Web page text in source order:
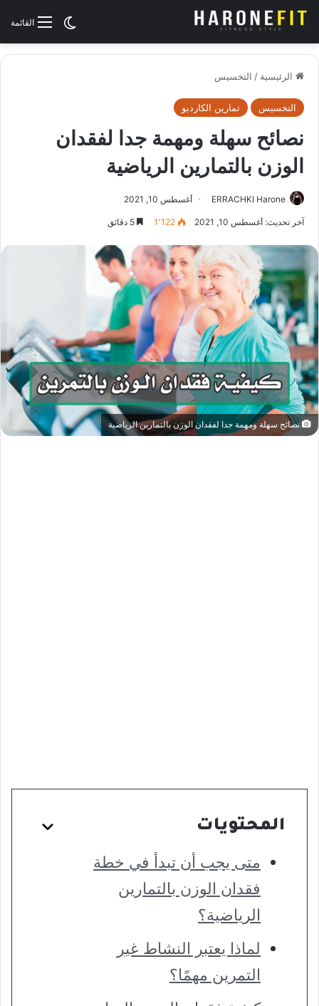
القائمةالوضع
الرئيسية / التخسيس
التخسيس تمارين الكارديو
نصائح سهلة ومهمة جدا لفقدان
الوزن بالتمارين الرياضية
ERRACHKI Harone أغسطس 10, 2021
آخر تحديث: أغسطس 10, 2021 1٬122
نصائح سهلة ومهمة جدا لفقدان الوزن بالتمارين الرياضية
المحتويات
متى يجب أن تبدأ في خطة
فقدان الوزن بالتمارين
الرياضية؟
لماذا يعتبر النشاط غير
التمرين مهمًا؟